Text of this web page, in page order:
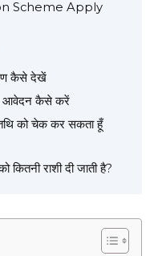
Scheme Apply
कैसे देखें
आवेदन कैसे करें
को चेक कर सकता हूँ
कितनी राशी दी जाती है?